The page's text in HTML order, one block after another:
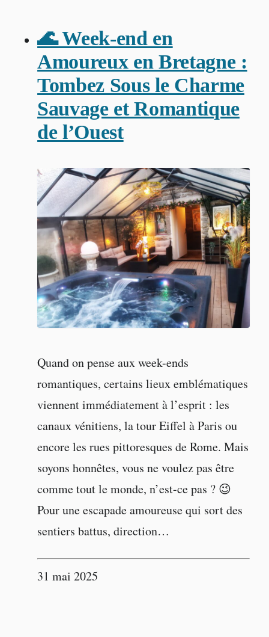
🌊 Week-end en
Amoureux en Bretagne :
Tombez Sous le Charme
Sauvage et Romantique
de l’Ouest
Quand on pense aux week-ends
romantiques, certains lieux emblématiques
viennent immédiatement à l’esprit : les
canaux vénitiens, la tour Eiffel à Paris ou
encore les rues pittoresques de Rome. Mais
soyons honnêtes, vous ne voulez pas être
comme tout le monde, n’est-ce pas ? 😉
Pour une escapade amoureuse qui sort des
sentiers battus, direction…
31 mai 2025